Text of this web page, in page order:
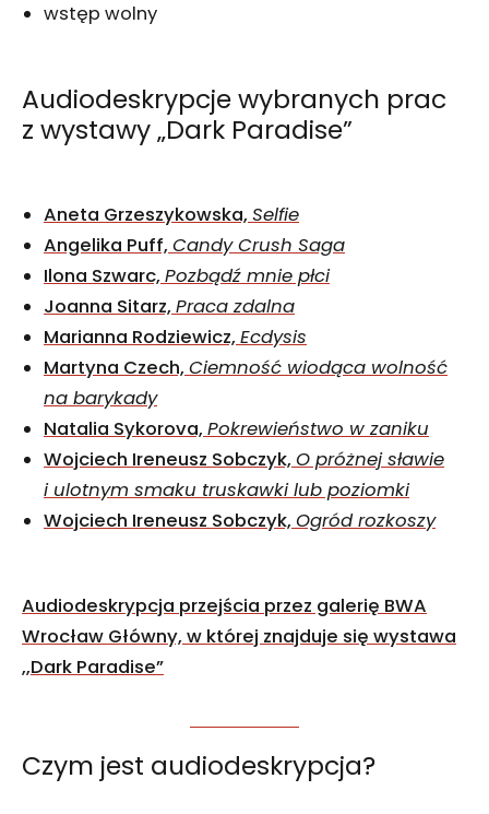
wstęp wolny
Audiodeskrypcje wybranych prac
z wystawy „Dark Paradise”
Aneta Grzeszykowska, Selfie
Angelika Puff, Candy Crush Saga
Ilona Szwarc, Pozbądź mnie płci
Joanna Sitarz, Praca zdalna
Marianna Rodziewicz, Ecdysis
Martyna Czech, Ciemność wiodąca wolność
na barykady
Natalia Sykorova, Pokrewieństwo w zaniku
Wojciech Ireneusz Sobczyk, O próżnej sławie
i ulotnym smaku truskawki lub poziomki
Wojciech Ireneusz Sobczyk, Ogród rozkoszy
Audiodeskrypcja przejścia przez galerię BWA
Wrocław Główny, w której znajduje się wystawa
,,Dark Paradise”
Czym jest audiodeskrypcja?